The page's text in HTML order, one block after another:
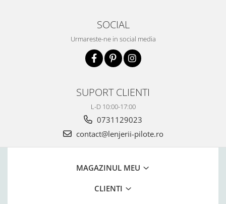
SOCIAL
Urmareste-ne in social media
SUPORT CLIENTI
L-D 10:00-17:00
0731129023
contact@lenjerii-pilote.ro
MAGAZINUL MEU
CLIENTI